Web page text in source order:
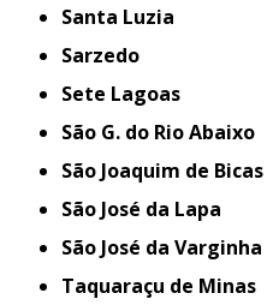
Santa Luzia
Sarzedo
Sete Lagoas
São G. do Rio Abaixo
São Joaquim de Bicas
São José da Lapa
São José da Varginha
Taquaraçu de Minas